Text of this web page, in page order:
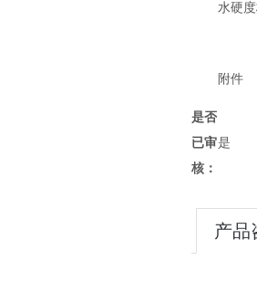
水硬
附件
是否
已审
核：
是
产品